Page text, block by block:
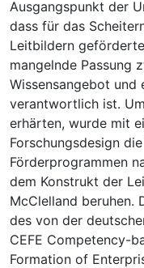
Ausgangspunkt der
dass für das
Leitbildern
mangelnde Passung
Wissensangebot und
verantwortlich ist.
erhärten, wurde mit
Forschungsdesign
Förderprogrammen
dem Konstrukt der
McClelland beruhen.
des von der
CEFE Competency-
Formation of